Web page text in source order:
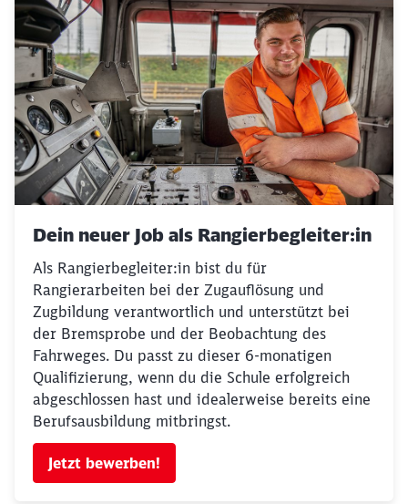
Dein neuer Job als Rangierbegleiter:in
Als Rangierbegleiter:in bist du für
Rangierarbeiten bei der Zugauflösung und
Zugbildung verantwortlich und unterstützt bei
der Bremsprobe und der Beobachtung des
Fahrweges. Du passt zu dieser 6-monatigen
Qualifizierung, wenn du die Schule erfolgreich
abgeschlossen hast und idealerweise bereits eine
Berufsausbildung mitbringst.
Jetzt bewerben!
Abbrechen Weiter